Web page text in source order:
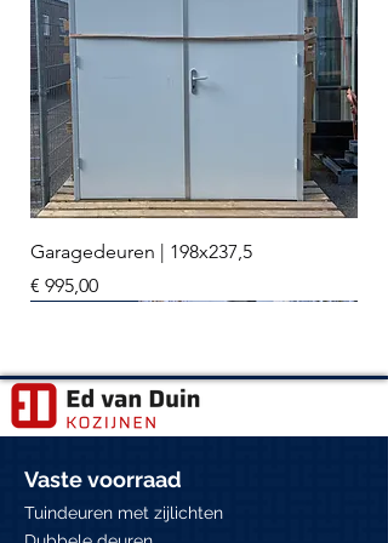
Garagedeuren | 198x237,5
Prijs
€ 995,00
Vaste voorraad
Tuindeuren met zijlichten